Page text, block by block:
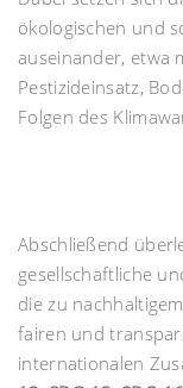
ökologischen und
auseinander, etwa
Pestizideinsatz,
Folgen des
Abschließend
gesellschaftliche
die zu
fairen und
internationalen